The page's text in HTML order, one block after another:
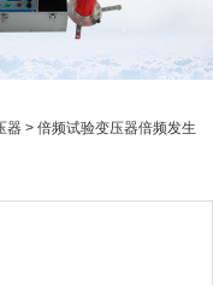
器 > 倍频试验变压器倍频发生